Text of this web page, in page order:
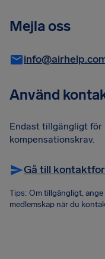
Mejla oss
Använd
Endast tillgängligt för
kompensationskrav.
Gå till
Tips: Om tillgängligt,
medlemskap när du